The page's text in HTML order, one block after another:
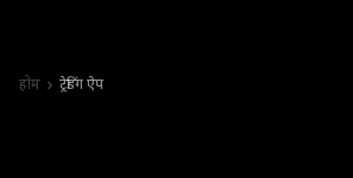
होम ट्रेडिंग ऐप